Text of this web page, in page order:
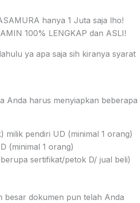
hanya 1 Juta saja lho!
100% LENGKAP dan ASLI!
ya apa saja sih kiranya syarat
Anda harus menyiapkan beberapa
milik pendiri UD (minimal 1 orang)
(minimal 1 orang)
sertifikat/petok D/ jual beli)
besar dokumen pun telah Anda